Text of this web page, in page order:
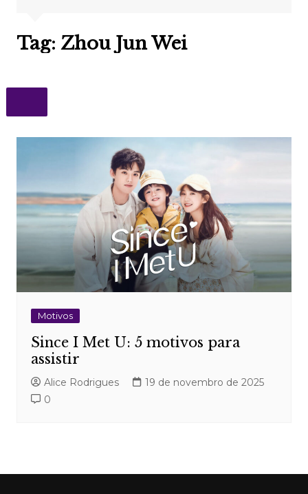
Tag: Zhou Jun Wei
Motivos
Since I Met U: 5 motivos para
assistir
Alice Rodrigues
19 de novembro de 2025
0